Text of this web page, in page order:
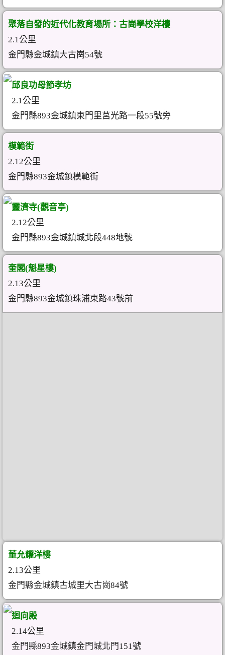
聚落自發的近代化教育場所：古崗學校洋樓
2.1公里
金門縣金城鎮大古崗54號
邱良功母節孝坊
2.1公里
金門縣893金城鎮東門里莒光路一段55號旁
模範街
2.12公里
金門縣893金城鎮模範街
靈濟寺(觀音亭)
2.12公里
金門縣893金城鎮城北段448地號
奎閣(魁星樓)
2.13公里
金門縣893金城鎮珠浦東路43號前
董允耀洋樓
2.13公里
金門縣金城鎮古城里大古崗84號
迴向殿
2.14公里
金門縣893金城鎮金門城北門151號